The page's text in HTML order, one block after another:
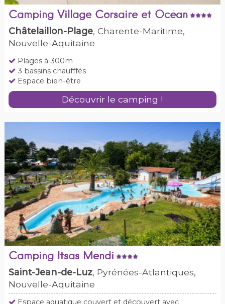
Camping Village Corsaire et Océan
Châtelaillon-Plage, Charente-Maritime,
Nouvelle-Aquitaine
Plages à 300m
3 bassins chaufffés
Espace bien-être
Découvrir le camping !
Camping Itsas Mendi
Saint-Jean-de-Luz, Pyrénées-Atlantiques,
Nouvelle-Aquitaine
Espace aquatique couvert et découvert avec